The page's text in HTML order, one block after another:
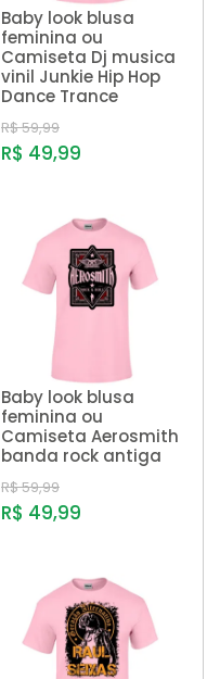
Baby look blusa
feminina ou
Camiseta Dj musica
vinil Junkie Hip Hop
Dance Trance
R$ 59,99
R$ 49,99
Baby look blusa
feminina ou
Camiseta Aerosmith
banda rock antiga
R$ 59,99
R$ 49,99